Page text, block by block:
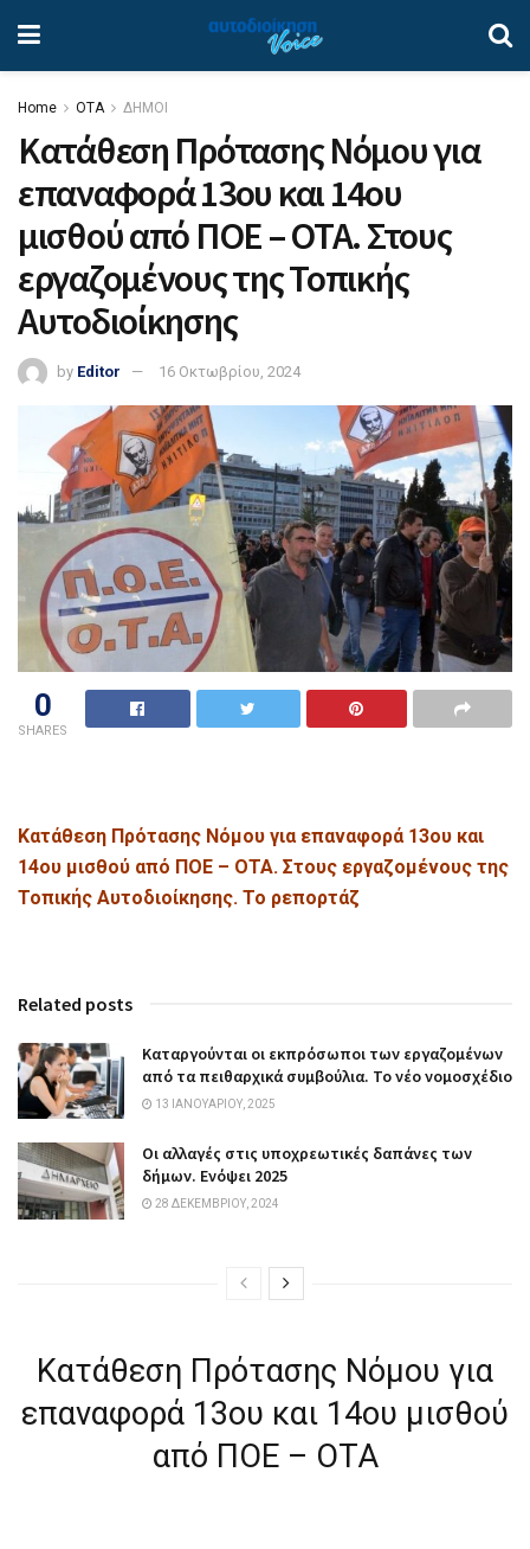
Home ΟΤΑ ΔΗΜΟΙ
Κατάθεση Πρότασης Νόμου για
επαναφορά 13ου και 14ου
μισθού από ΠΟΕ – ΟΤΑ. Στους
εργαζομένους της Τοπικής
Αυτοδιοίκησης
by Editor 16 Οκτωβρίου, 2024
0
SHARES
Κατάθεση Πρότασης Νόμου για επαναφορά 13ου και
14ου μισθού από ΠΟΕ – ΟΤΑ. Στους εργαζομένους της
Τοπικής Αυτοδιοίκησης. Το ρεπορτάζ
Related posts
Καταργούνται οι εκπρόσωποι των εργαζομένων
από τα πειθαρχικά συμβούλια. Το νέο νομοσχέδιο
13 ΙΑΝΟΥΑΡΊΟΥ, 2025
Οι αλλαγές στις υποχρεωτικές δαπάνες των
δήμων. Ενόψει 2025
28 ΔΕΚΕΜΒΡΊΟΥ, 2024
Κατάθεση Πρότασης Νόμου για
επαναφορά 13ου και 14ου μισθού
από ΠΟΕ – ΟΤΑ